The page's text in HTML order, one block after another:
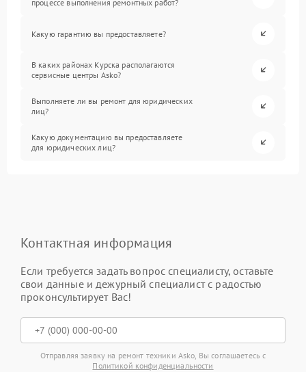
процессе выполнения ремонтных работ?
Какую гарантию вы предоставляете?
В каких районах Курска располагаются
сервисные центры Asko?
Выполняете ли вы ремонт для юридических
лиц?
Какую документацию вы предоставляете
для юридических лиц?
Контактная информация
Если требуется задать вопрос специалисту, оставьте
свои данные и дежурный специалист с радостью
проконсультирует Вас!
Отправляя заявку на ремонт техники Asko, Вы соглашаетесь с
Политикой конфиденциальности